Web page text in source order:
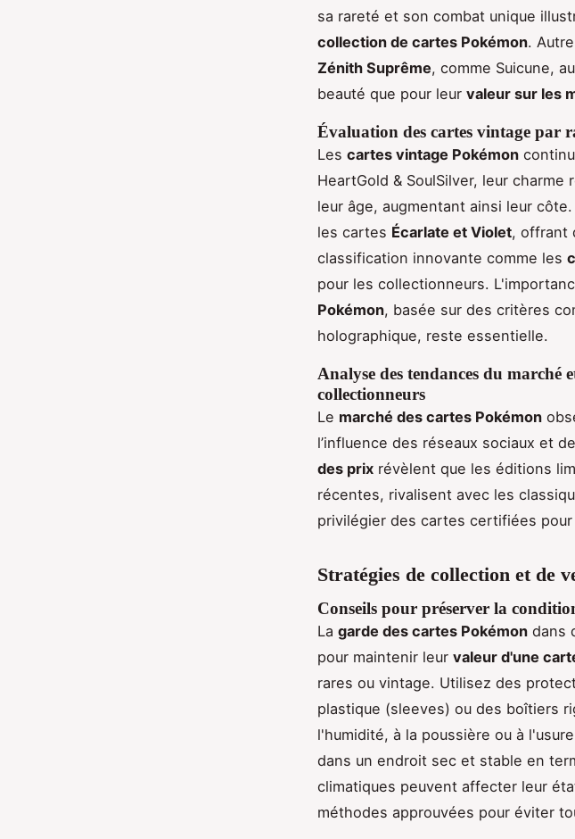
sa rareté et son combat unique
collection de cartes Pokémon.
Zénith Suprême, comme Suicune,
beauté que pour leur valeur sur les
Évaluation des cartes vintage par
Les cartes vintage Pokémon
HeartGold & SoulSilver, leur
leur âge, augmentant ainsi leur
les cartes Écarlate et Violet, offrant
classification innovante comme les
pour les collectionneurs.
Pokémon, basée sur des critères
holographique, reste essentielle.
Analyse des tendances du marché
collectionneurs
Le marché des cartes Pokémon
l’influence des réseaux sociaux et
des prix révèlent que les éditions
récentes, rivalisent avec les
privilégier des cartes certifiées
Stratégies de collection et de
Conseils pour préserver la
La garde des cartes Pokémon dans
pour maintenir leur valeur d'une
rares ou vintage. Utilisez des
plastique (sleeves) ou des boîtiers
l'humidité, à la poussière ou à
dans un endroit sec et stable en
climatiques peuvent affecter leur
méthodes approuvées pour éviter